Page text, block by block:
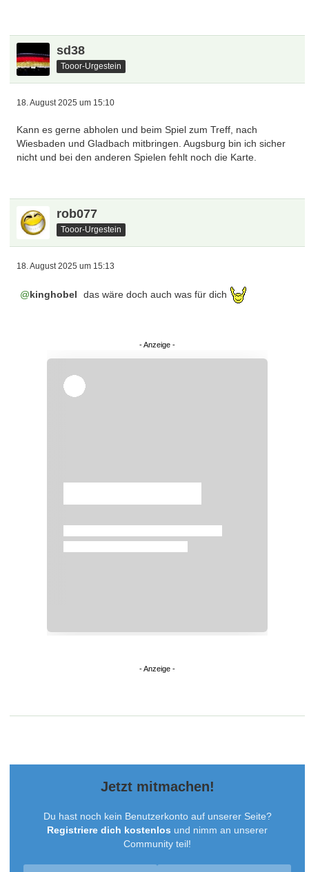
sd38
Tooor-Urgestein
18. August 2025 um 15:10
Kann es gerne abholen und beim Spiel zum Treff, nach
Wiesbaden und Gladbach mitbringen. Augsburg bin ich sicher
nicht und bei den anderen Spielen fehlt noch die Karte.
rob077
Tooor-Urgestein
18. August 2025 um 15:13
kinghobel das wäre doch auch was für dich
Jetzt mitmachen!
Du hast noch kein Benutzerkonto auf unserer Seite?
Registriere dich kostenlos und nimm an unserer
Community teil!